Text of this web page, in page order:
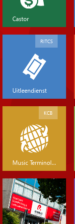
Castor
Uitleendienst
RITCS
Music Terminology
KCB